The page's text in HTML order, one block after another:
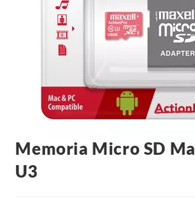
Memoria Micro SD
U3